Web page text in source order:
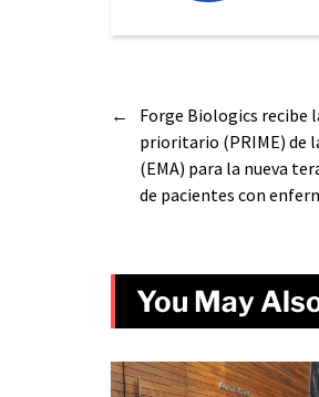
←
Forge Biologics recibe
prioritario (PRIME) de
(EMA) para la nueva
de pacientes con
You May